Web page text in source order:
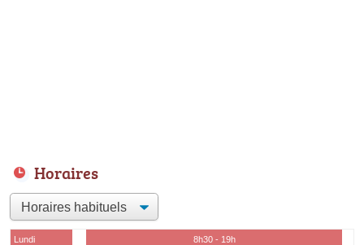
Horaires
Lundi
8h30 - 19h